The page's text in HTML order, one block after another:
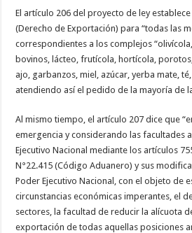
El artículo 206 del proyecto de ley
(Derecho de Exportación) para “todas las
correspondientes a los complejos
bovinos, lácteo, frutícola, hortícola,
ajo, garbanzos, miel, azúcar, yerba mate, té,
atendiendo así el pedido de la mayoría de
Al mismo tiempo, el artículo 207 dice que
emergencia y considerando las facultades
Ejecutivo Nacional mediante los artículos
N°22.415 (Código Aduanero) y sus
Poder Ejecutivo Nacional, con el objeto de
circunstancias económicas imperantes, el
sectores, la facultad de reducir la alícuota
exportación de todas aquellas posiciones